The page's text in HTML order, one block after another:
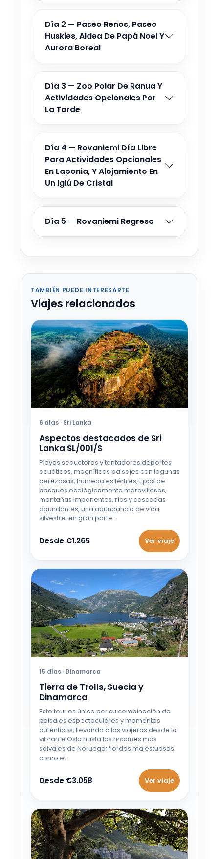
Día 2 — Paseo Renos, Paseo
Huskies, Aldea De Papá Noel Y
Aurora Boreal
Día 3 — Zoo Polar De Ranua Y
Actividades Opcionales Por
La Tarde
Día 4 — Rovaniemi Día Libre
Para Actividades Opcionales
En Laponia, Y Alojamiento En
Un Iglú De Cristal
Día 5 — Rovaniemi Regreso
TAMBIÉN PUEDE INTERESARTE
Viajes relacionados
6 días · Sri Lanka
Aspectos destacados de Sri
Lanka SL/001/S
Playas seductoras y tentadores deportes
acuáticos, magníficos paisajes con lagunas
perezosas, humedales fértiles, tipos de
bosques ecológicamente maravillosos,
montañas imponentes, ríos y cascadas
abundantes, una abundancia de vida
silvestre, en gran parte…
Desde €1.265 Ver viaje
15 días · Dinamarca
Tierra de Trolls, Suecia y
Dinamarca
Este tour es único por su combinación de
paisajes espectaculares y momentos
auténticos, llevando a los viajeros desde la
vibrante Oslo hasta los rincones más
salvajes de Noruega: fiordos majestuosos
como el…
Desde €3.058 Ver viaje